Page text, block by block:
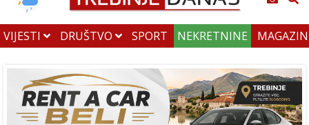
VIJESTI DRUŠTVO SPORT NEKRETNINE